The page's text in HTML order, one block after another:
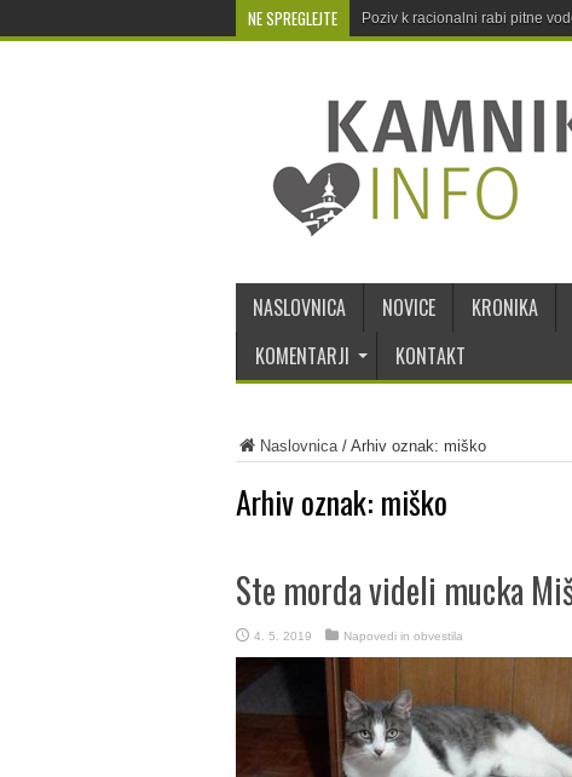
NE SPREGLEJTE Poziv k racionalni rabi pitne
NASLOVNICA NOVICE KRONIKA
KOMENTARJI
KONTAKT
Naslovnica/ Arhiv oznak: miško
Arhiv oznak: miško
Ste morda videli mucka
4. 5. 2019 Napovedi in obvestila